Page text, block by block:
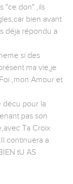
"ce don" ,ils
bien avant
déja répondu a
si des
ma vie,je
,mon Amour et
décu pour la
pas son
Ta Croix
continuera a
tU AS